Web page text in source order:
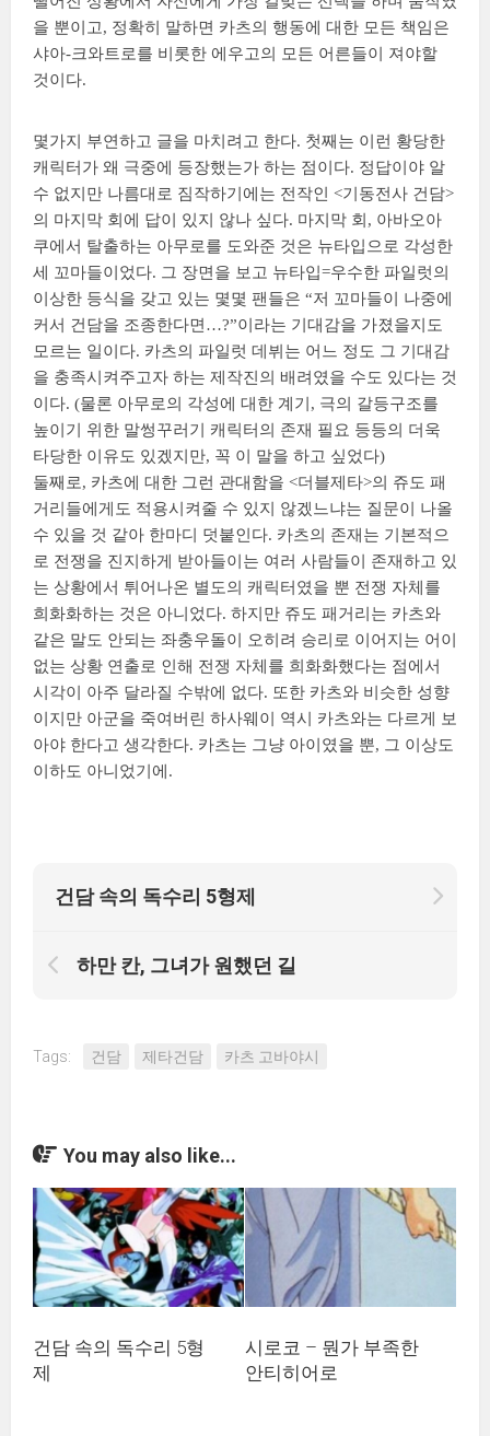
을 뿐이고, 정확히 말하면 카츠의 행동에 대한 모든 책임은
샤아-크와트로를 비롯한 에우고의 모든 어른들이 져야할
것이다.
몇가지 부연하고 글을 마치려고 한다. 첫째는 이런 황당한
캐릭터가 왜 극중에 등장했는가 하는 점이다. 정답이야 알
수 없지만 나름대로 짐작하기에는 전작인 <기동전사 건담>
의 마지막 회에 답이 있지 않나 싶다. 마지막 회, 아바오아
쿠에서 탈출하는 아무로를 도와준 것은 뉴타입으로 각성한
세 꼬마들이었다. 그 장면을 보고 뉴타입=우수한 파일럿의
이상한 등식을 갖고 있는 몇몇 팬들은 “저 꼬마들이 나중에
커서 건담을 조종한다면…?”이라는 기대감을 가졌을지도
모르는 일이다. 카츠의 파일럿 데뷔는 어느 정도 그 기대감
을 충족시켜주고자 하는 제작진의 배려였을 수도 있다는 것
이다. (물론 아무로의 각성에 대한 계기, 극의 갈등구조를
높이기 위한 말썽꾸러기 캐릭터의 존재 필요 등등의 더욱
타당한 이유도 있겠지만, 꼭 이 말을 하고 싶었다)
둘째로, 카츠에 대한 그런 관대함을 <더블제타>의 쥬도 패
거리들에게도 적용시켜줄 수 있지 않겠느냐는 질문이 나올
수 있을 것 같아 한마디 덧붙인다. 카츠의 존재는 기본적으
로 전쟁을 진지하게 받아들이는 여러 사람들이 존재하고 있
는 상황에서 튀어나온 별도의 캐릭터였을 뿐 전쟁 자체를
희화화하는 것은 아니었다. 하지만 쥬도 패거리는 카츠와
같은 말도 안되는 좌충우돌이 오히려 승리로 이어지는 어이
없는 상황 연출로 인해 전쟁 자체를 희화화했다는 점에서
시각이 아주 달라질 수밖에 없다. 또한 카츠와 비슷한 성향
이지만 아군을 죽여버린 하사웨이 역시 카츠와는 다르게 보
아야 한다고 생각한다. 카츠는 그냥 아이였을 뿐, 그 이상도
이하도 아니었기에.
건담 속의 독수리 5형제
하만 칸, 그녀가 원했던 길
Tags: 건담 제타건담 카츠 고바야시
You may also like...
건담 속의 독수리 5형
제
시로코 – 뭔가 부족한
안티히어로